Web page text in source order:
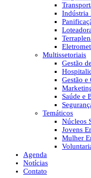
Indústria
Multissetoriais
Gestão
Gestão e
Saúde e
Temáticos
Núcleos
Jovens
Mulher
Agenda
Notícias
Contato